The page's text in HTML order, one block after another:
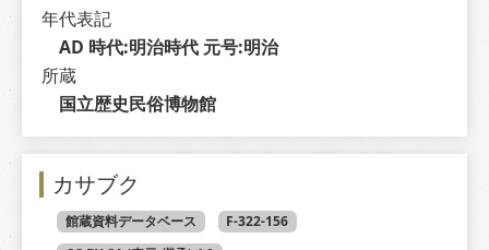
年代表記
AD 時代:明治時代 元号:明治
所蔵
国立歴史民俗博物館
カサブク
館蔵資料データベース
F-322-156